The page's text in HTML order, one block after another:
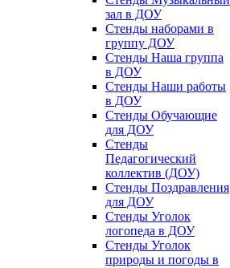
зал в ДОУ
Стенды наборами в
группу ДОУ
Стенды Наша группа
в ДОУ
Стенды Наши работы
в ДОУ
Стенды Обучающие
для ДОУ
Стенды
Педагогический
коллектив (ДОУ)
Стенды Поздравления
для ДОУ
Стенды Уголок
логопеда в ДОУ
Стенды Уголок
природы и погоды в